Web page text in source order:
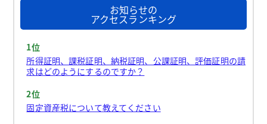
お知らせの
アクセスランキング
1位
所得証明、課税証明、納税証明、公課証明、評価証明の請
求はどのようにするのですか？
2位
固定資産税について教えてください